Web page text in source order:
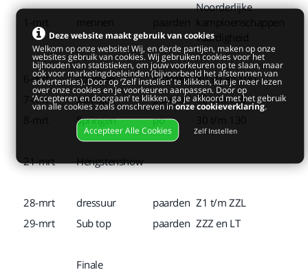
Noorderlijke
vaardigheid
6-mrt springen paarden 80,90 en 100
7-mrt
springen paarden 80 t/m 135
Springen po
21-mrt Hengstenshow
28-mrt dressuur paarden Z1 t/m ZZL
29-mrt
Sub top paarden ZZZ en LT
Finale
Deze website maakt gebruik van cookies
Welkom op onze website! Wij, en derde partijen, maken op onze
websites gebruik van cookies. Wij gebruiken cookies voor het
bijhouden van statistieken, om jouw voorkeuren op te slaan, maar
ook voor marketingdoeleinden (bijvoorbeeld het afstemmen van
advertenties). Door op ‘Zelf instellen’ te klikken, kun je meer lezen
over onze cookies en je voorkeuren aanpassen. Door op
‘Accepteren en doorgaan’ te klikken, ga je akkoord met het gebruik
van alle cookies zoals omschreven inonze cookieverklaring.
Accepteer Alle Cookies Zelf Instellen